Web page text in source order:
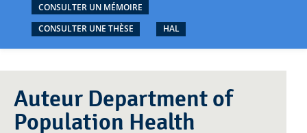
CONSULTER UN MÉMOIRE
CONSULTER UNE THÈSE
HAL
Auteur Department of
Population Health